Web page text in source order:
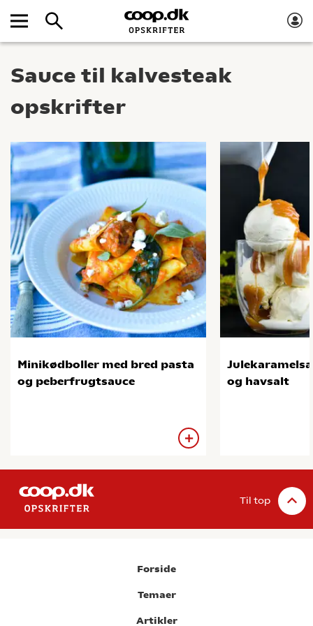
Sauce til kalvesteak
opskrifter
Minikødboller med bred pasta
og peberfrugtsauce
og havsalt
Til top
Forside
Temaer
Artikler